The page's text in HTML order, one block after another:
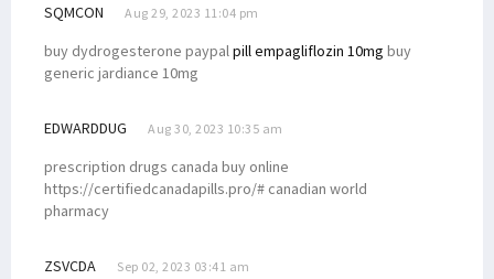
SQMCON Aug 29, 2023 11:04 pm
buy dydrogesterone paypalpill empagliflozin 10mg buy
generic jardiance 10mg
EDWARDDUG Aug 30, 2023 10:35 am
prescription drugs canada buy online
https://certifiedcanadapills.pro/# canadian world
pharmacy
ZSVCDA Sep 02, 2023 03:41 am